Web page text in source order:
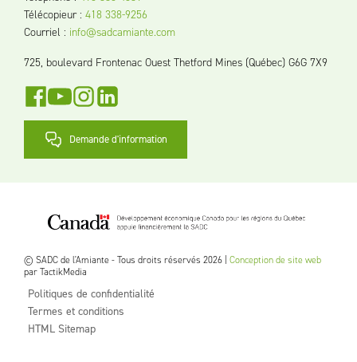
Télécopieur: 418 338-9256
Courriel : info@sadcamiante.com
725, boulevard Frontenac Ouest Thetford Mines (Québec) G6G 7X9
Demande d'information
© SADC de l'Amiante - Tous droits réservés 2026 | Conception de site web
par TactikMedia
Politiques de confidentialité
Termes et conditions
HTML Sitemap